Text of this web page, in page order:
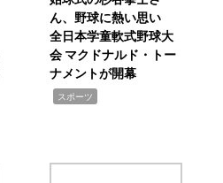
ん、野球に熱い思い
全日本学童軟式野球大
会 マクドナルド・トー
ナメントが開幕
スポーツ